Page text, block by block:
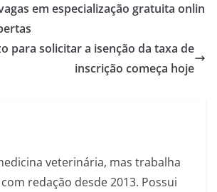
em especialização gratuita onlin
para solicitar a isenção da taxa de
inscrição começa hoje
veterinária, mas trabalha
redação desde 2013. Possui